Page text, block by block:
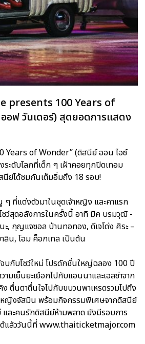
presents 100 Years of
อฟ วันเดอร์) สุดยอดการแสดง
Years of Wonder” (ดิสนีย์ ออน ไอซ์
ะดับโลกที่เด็ก ๆ เฝ้าคอยทุกปิดเทอม
นีย์ได้ชมกันเต็มอิ่มถึง 18 รอบ!
ที่แต่งตัวมาในชุดเจ้าหญิง และคาแรก
ว์สุดอลังการในครั้งนี้ อาทิ มิค บรมวุฒิ -
, กุญแจซอล ป่านทอทอง, ดีเจโด่ง ศิระ –
ลิน, โอม ค็อกเทล เป็นต้น
กับโชว์ใหม่ โปรดักชั่นใหญ่ฉลอง 100 ปี
เย็นยะเยือกไปกับแอนนาและเอลซ่าจาก
ตื่นตาตื่นใจไปกับขบวนพาเหรดรวมไปถึง
าหญิงจัสมิน พร้อมกิจกรรมพิเศษจากดิสนีย์
ะคนรักดิสนีย์ห้ามพลาด ยังมีรอบการ
แล้ววันนี้ที่ www.thaiticketmajor.com